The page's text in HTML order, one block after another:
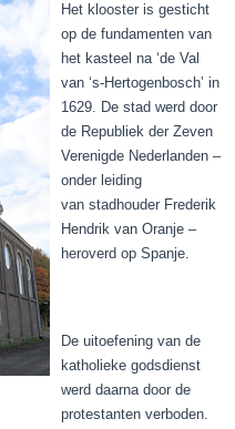
Het klooster is gesticht
op de fundamenten van
het kasteel na ‘de Val
van ‘s-Hertogenbosch’ in
1629. De stad werd door
de Republiek der Zeven
Verenigde Nederlanden –
onder leiding
van stadhouder Frederik
Hendrik van Oranje –
heroverd op Spanje.
De uitoefening van de
katholieke godsdienst
werd daarna door de
protestanten verboden.